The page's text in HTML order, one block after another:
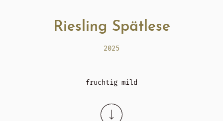
Riesling Spätlese
2025
fruchtig mild